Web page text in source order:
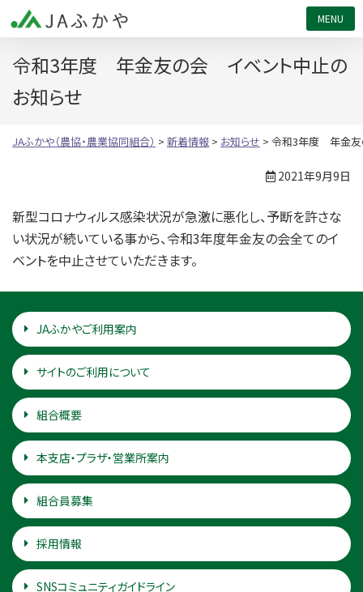
令和3年度 年金友の会 イベント中止の
お知らせ
JAふかや（農協・農業協同組合） > 新着情報 > お知らせ > 令和3年度 年金友
2021年9月9日
新型コロナウィルス感染状況が急激に悪化し、予断を許さな
い状況が続いている事から、令和3年度年金友の会全てのイ
ベントを中止させていただきます。
JAふかやご利用案内
サイトのご利用について
組合概要
本支店・プラザ・営業所案内
組合員募集
採用情報
SNSコミュニティガイドライン